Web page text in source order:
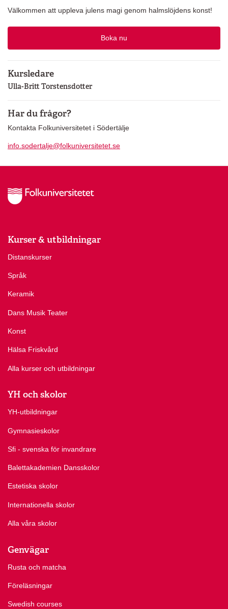
Välkommen att uppleva julens magi genom halmslöjdens konst!
Boka nu
Kursledare
Ulla-Britt Torstensdotter
Har du frågor?
Kontakta Folkuniversitetet i Södertälje
info.sodertalje@folkuniversitetet.se
Kurser & utbildningar
Distanskurser
Språk
Keramik
Dans Musik Teater
Konst
Hälsa Friskvård
Alla kurser och utbildningar
YH och skolor
YH-utbildningar
Gymnasieskolor
Sfi - svenska för invandrare
Balettakademien Dansskolor
Estetiska skolor
Internationella skolor
Alla våra skolor
Genvägar
Rusta och matcha
Föreläsningar
Swedish courses